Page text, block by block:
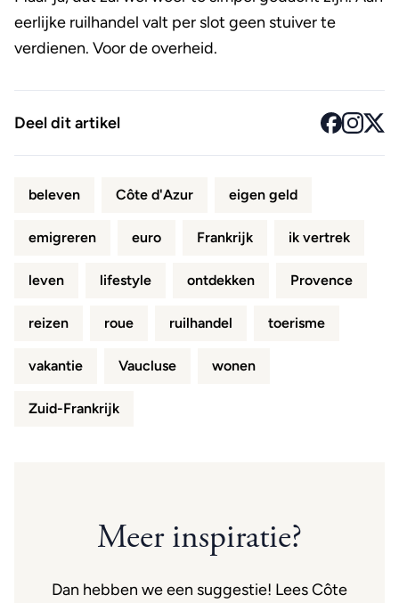
eerlijke ruilhandel valt per slot geen stuiver te
verdienen. Voor de overheid.
Deel dit artikel
beleven Côte d'Azur eigen geld
emigreren euro Frankrijk ik vertrek
leven lifestyle ontdekken Provence
reizen roue ruilhandel toerisme
vakantie Vaucluse wonen
Zuid-Frankrijk
Meer inspiratie?
Dan hebben we een suggestie! Lees Côte